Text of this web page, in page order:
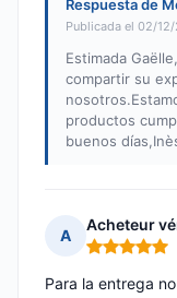
Respuesta de
Publicada el 02/12/
Estimada
compartir su
productos
buenos
A
Acheteur
Nota: 5 de 5
Para la entrega